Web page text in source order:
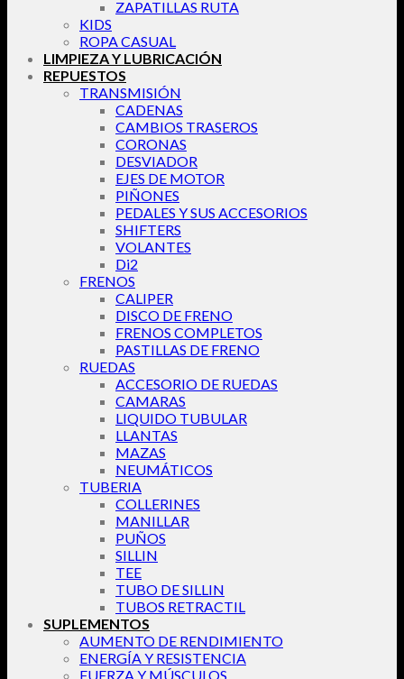
ZAPATILLAS RUTA
KIDS
ROPA CASUAL
LIMPIEZA Y LUBRICACIÓN
REPUESTOS
TRANSMISIÓN
CADENAS
CAMBIOS TRASEROS
CORONAS
DESVIADOR
EJES DE MOTOR
PIÑONES
PEDALES Y SUS ACCESORIOS
SHIFTERS
VOLANTES
Di2
FRENOS
CALIPER
DISCO DE FRENO
FRENOS COMPLETOS
PASTILLAS DE FRENO
RUEDAS
ACCESORIO DE RUEDAS
CAMARAS
LIQUIDO TUBULAR
LLANTAS
MAZAS
NEUMÁTICOS
TUBERIA
COLLERINES
MANILLAR
PUÑOS
SILLIN
TEE
TUBO DE SILLIN
TUBOS RETRACTIL
SUPLEMENTOS
AUMENTO DE RENDIMIENTO
ENERGÍA Y RESISTENCIA
FUERZA Y MÚSCULOS